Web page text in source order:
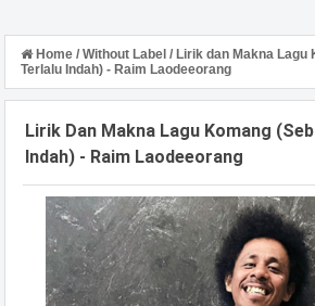
Home / Without Label / Lirik dan Makna Lagu
Terlalu Indah) - Raim Laodeeorang
Lirik Dan Makna Lagu Komang
Indah) - Raim Laodeeorang